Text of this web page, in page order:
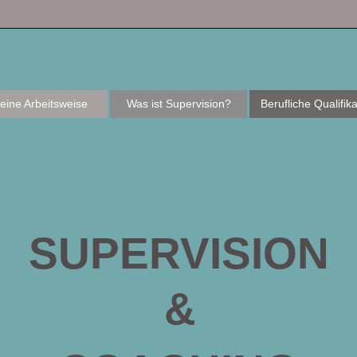
Arbeitsweise Was ist Supervision? Berufliche
SUPERVISION
&